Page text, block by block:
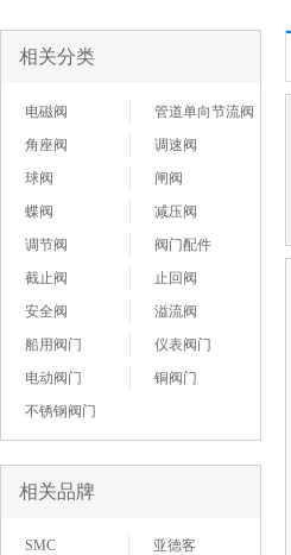
相关分类
电磁阀
管道单向节流阀
角座阀
调速阀
球阀
闸阀
蝶阀
减压阀
调节阀
阀门配件
截止阀
止回阀
安全阀
溢流阀
船用阀门
仪表阀门
电动阀门
铜阀门
不锈钢阀门
相关品牌
SMC 亚德客